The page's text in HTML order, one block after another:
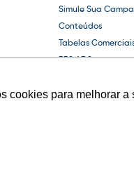
cookies para melhorar
Simule Sua
Conteúdos
Tabelas
RBS ADS